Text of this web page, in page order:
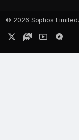
© 2026 Sophos Limited.